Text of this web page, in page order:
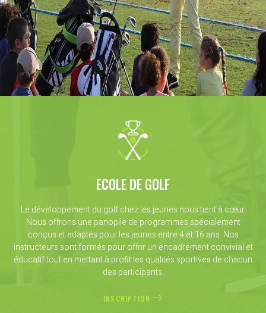
ECOLE DE GOLF
Le développement du golf chez les jeunes nous tient à cœur.
Nous offrons une panoplie de programmes spécialement
conçus et adaptés pour les jeunes entre 4 et 16 ans. Nos
instructeurs sont formés pour offrir un encadrement convivial et
éducatif tout en mettant à profit les qualités sportives de chacun
des participants.
INSCRIPTION